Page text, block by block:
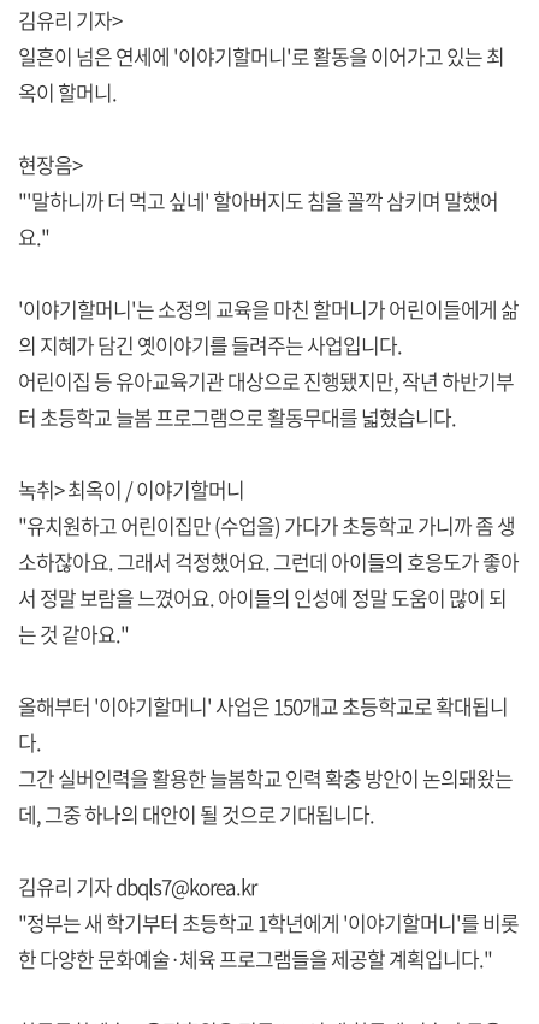
김유리 기자>
일흔이 넘은 연세에 '이야기할머니'로 활동을 이어가고 있는 최
옥이 할머니.
현장음>
"'말하니까 더 먹고 싶네' 할아버지도 침을 꼴깍 삼키며 말했어
요."
'이야기할머니'는 소정의 교육을 마친 할머니가 어린이들에게 삶
의 지혜가 담긴 옛이야기를 들려주는 사업입니다.
어린이집 등 유아교육기관 대상으로 진행됐지만, 작년 하반기부
터 초등학교 늘봄 프로그램으로 활동무대를 넓혔습니다.
녹취> 최옥이 / 이야기할머니
"유치원하고 어린이집만 (수업을) 가다가 초등학교 가니까 좀 생
소하잖아요. 그래서 걱정했어요. 그런데 아이들의 호응도가 좋아
서 정말 보람을 느꼈어요. 아이들의 인성에 정말 도움이 많이 되
는 것 같아요."
올해부터 '이야기할머니' 사업은 150개교 초등학교로 확대됩니
다.
그간 실버인력을 활용한 늘봄학교 인력 확충 방안이 논의돼왔는
데, 그중 하나의 대안이 될 것으로 기대됩니다.
김유리 기자 dbqls7@korea.kr
"정부는 새 학기부터 초등학교 1학년에게 '이야기할머니'를 비롯
한 다양한 문화예술·체육 프로그램들을 제공할 계획입니다."